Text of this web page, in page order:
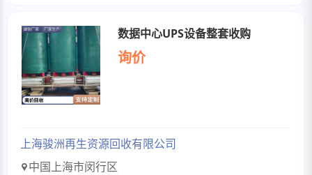
数据中心UPS设备整套收购
询价
上海骏洲再生资源回收有限公司
中国上海市闵行区